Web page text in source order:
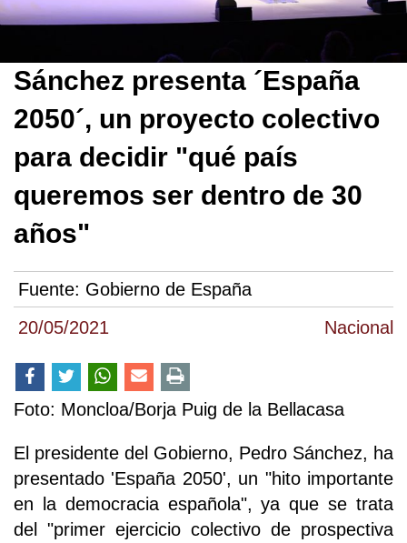
20/05/2021 Nacional
Sánchez presenta ´España
2050´, un proyecto colectivo
para decidir "qué país
queremos ser dentro de 30
años"
Fuente: Gobierno de España
Foto: Moncloa/Borja Puig de la Bellacasa
El presidente del Gobierno, Pedro Sánchez, ha
presentado 'España 2050', un "hito importante
en la democracia española", ya que se trata
del "primer ejercicio colectivo de prospectiva